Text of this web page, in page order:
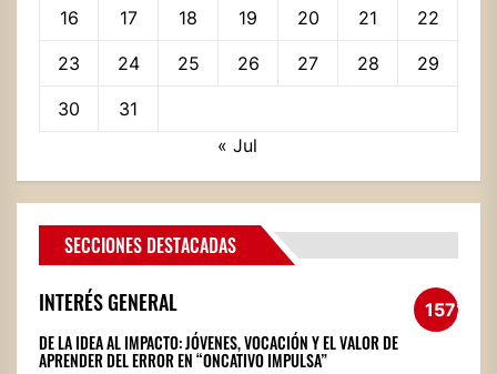
16 17 18 19 20 21 22
23 24 25 26 27 28 29
30
31
« Jul
SECCIONES DESTACADAS
INTERÉS GENERAL 1572
DE LA IDEA AL IMPACTO: JÓVENES, VOCACIÓN Y EL VALOR DE
APRENDER DEL ERROR EN “ONCATIVO IMPULSA”